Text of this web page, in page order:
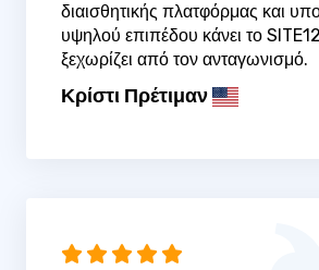
διαισθητικής πλατφόρμας και
υψηλού επιπέδου κάνει το
ξεχωρίζει από τον ανταγωνισμό.
Κρίστι Πρέτιμαν